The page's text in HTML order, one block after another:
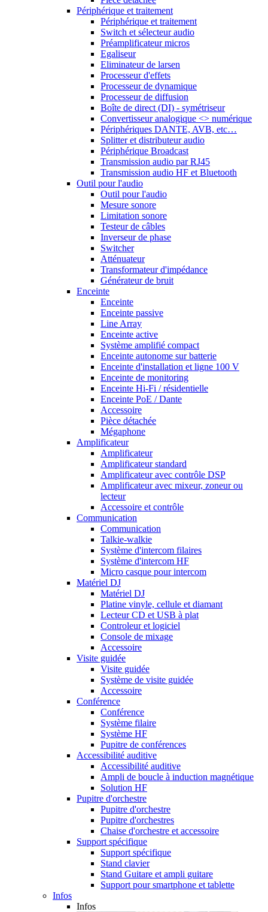
Périphérique et traitement
Périphérique et traitement
Switch et sélecteur audio
Préamplificateur micros
Egaliseur
Eliminateur de larsen
Processeur d'effets
Processeur de dynamique
Processeur de diffusion
Boîte de direct (DI) - symétriseur
Convertisseur analogique <> numérique
Périphériques DANTE, AVB, etc…
Splitter et distributeur audio
Périphérique Broadcast
Transmission audio par RJ45
Transmission audio HF et Bluetooth
Outil pour l'audio
Outil pour l'audio
Mesure sonore
Limitation sonore
Testeur de câbles
Inverseur de phase
Switcher
Atténuateur
Transformateur d'impédance
Générateur de bruit
Enceinte
Enceinte
Enceinte passive
Line Array
Enceinte active
Système amplifié compact
Enceinte autonome sur batterie
Enceinte d'installation et ligne 100 V
Enceinte de monitoring
Enceinte Hi-Fi / résidentielle
Enceinte PoE / Dante
Accessoire
Pièce détachée
Mégaphone
Amplificateur
Amplificateur
Amplificateur standard
Amplificateur avec contrôle DSP
Amplificateur avec mixeur, zoneur ou
lecteur
Accessoire et contrôle
Communication
Communication
Talkie-walkie
Système d'intercom filaires
Système d'intercom HF
Micro casque pour intercom
Matériel DJ
Matériel DJ
Platine vinyle, cellule et diamant
Lecteur CD et USB à plat
Controleur et logiciel
Console de mixage
Accessoire
Visite guidée
Visite guidée
Système de visite guidée
Accessoire
Conférence
Conférence
Système filaire
Système HF
Pupitre de conférences
Accessibilité auditive
Accessibilité auditive
Ampli de boucle à induction magnétique
Solution HF
Pupitre d'orchestre
Pupitre d'orchestre
Pupitre d'orchestres
Chaise d'orchestre et accessoire
Support spécifique
Support spécifique
Stand clavier
Stand Guitare et ampli guitare
Support pour smartphone et tablette
Infos
Infos